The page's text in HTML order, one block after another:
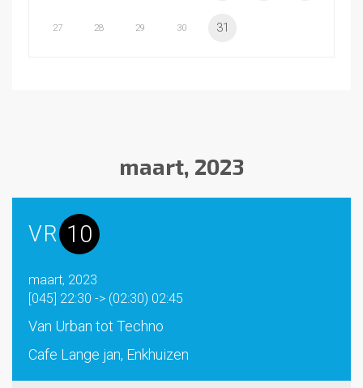
27 28 29 30 31
maart, 2023
VR 10
maart, 2023
[045] 22:30 -> (02:30) 02:45
Van Urban tot Techno
Cafe Lange jan, Enkhuizen